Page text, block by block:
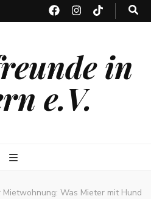
in
e.V.
Was Mieter mit Hund